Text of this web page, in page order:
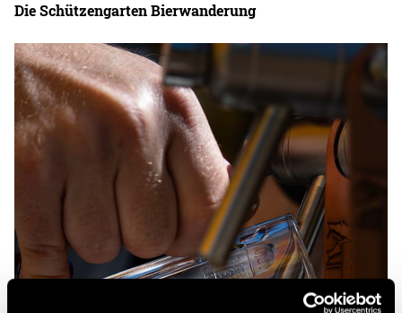
Die Schützengarten Bierwanderung